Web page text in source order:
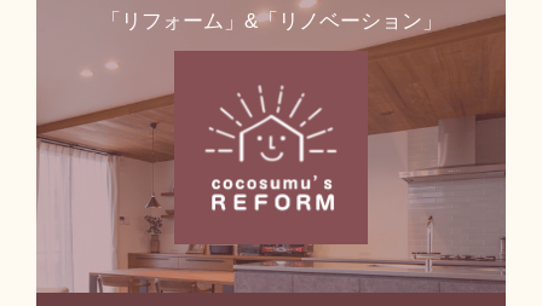
「リフォーム」&「リノベーション」